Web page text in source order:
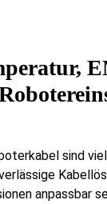
sind
anpassbar